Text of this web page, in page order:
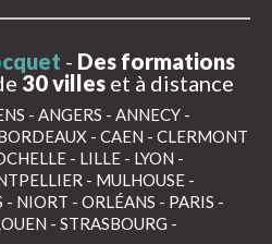
- Des formations
30 villes et à distance
- ANGERS - ANNECY -
- CAEN - CLERMONT
- LILLE - LYON -
- MULHOUSE -
- NIORT - ORLÉANS - PARIS -
- STRASBOURG -